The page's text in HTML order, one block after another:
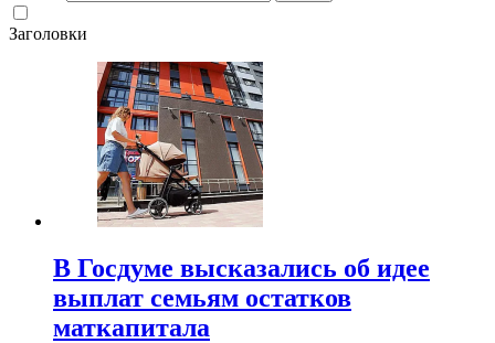
Заголовки
В Госдуме высказались об идее
выплат семьям остатков
маткапитала